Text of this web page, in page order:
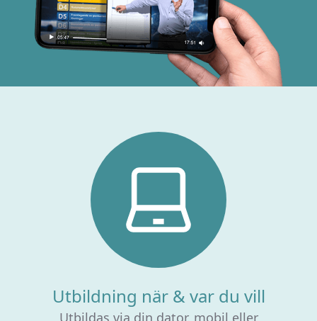
Utbildning när & var du vill
Utbildas via din dator, mobil eller